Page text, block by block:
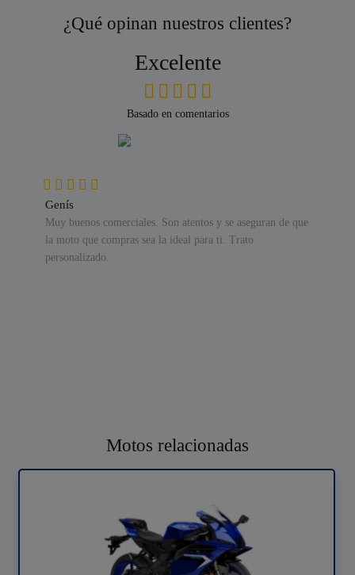
¿Qué opinan nuestros clientes?
Excelente
Basado en comentarios
Genís
Muy buenos comerciales. Son atentos y se aseguran de que
la moto que compras sea la ideal para ti. Trato
personalizado.
Motos relacionadas